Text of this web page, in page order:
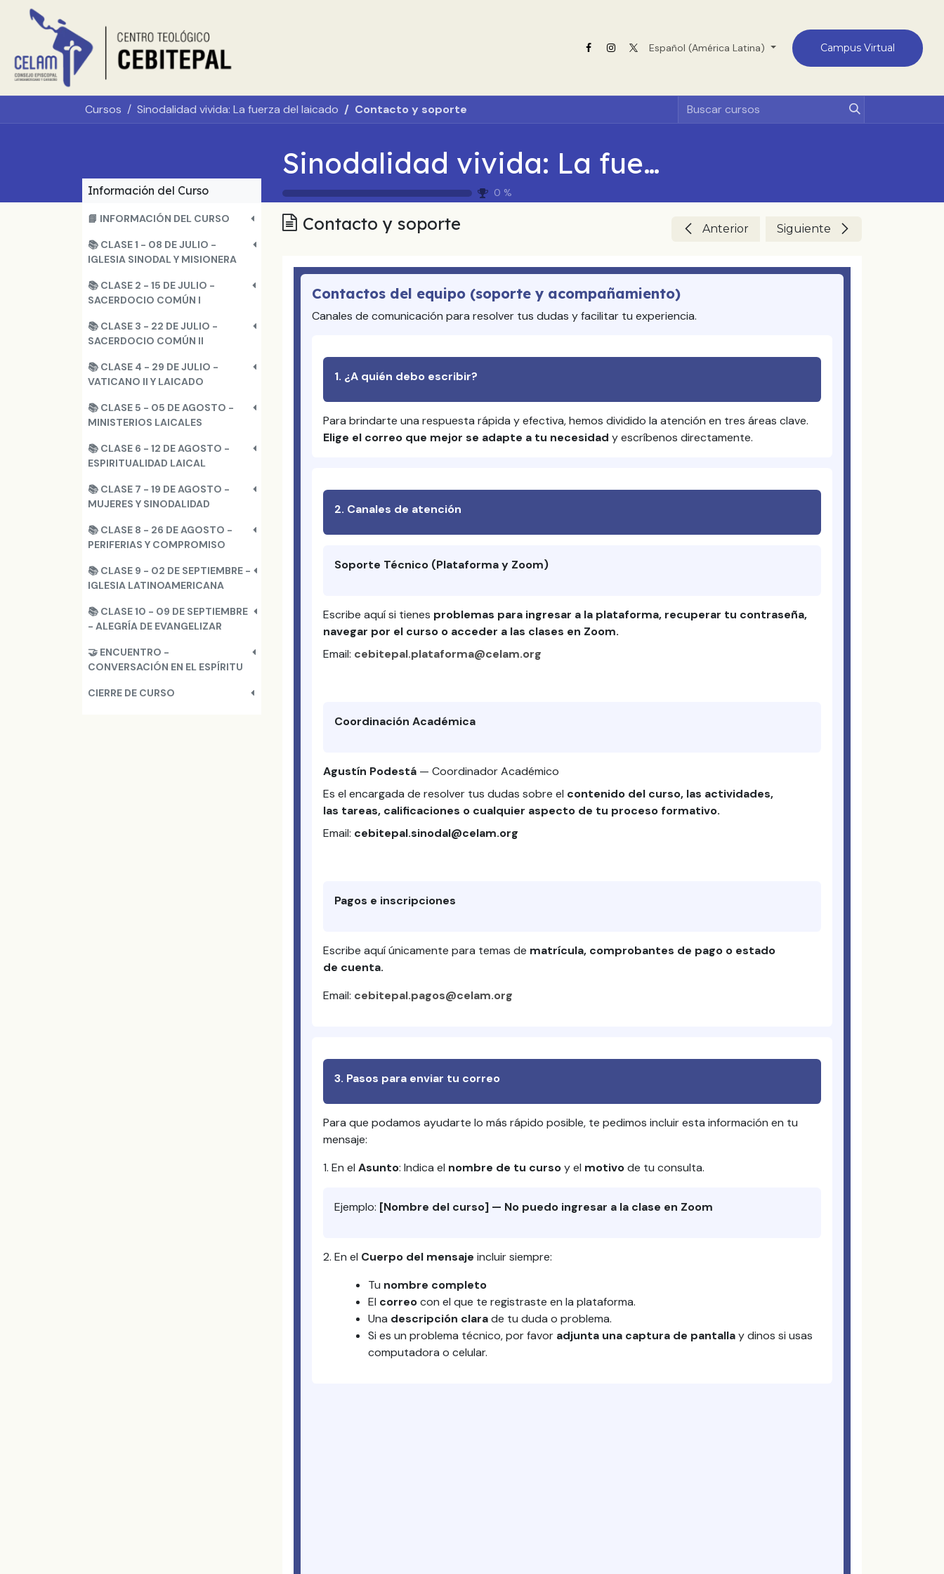
Ir al contenido
Revista Medellín Contacto
Español (América Latina) Campus Virtual
Cursos Sinodalidad vivida: La fuerza del laicado Contacto y soporte
Sinodalidad vivida: La fuerza del laicado
0 %
Información del Curso
📘 INFORMACIÓN DEL CURSO
📚 CLASE 1 - 08 DE JULIO -
IGLESIA SINODAL Y MISIONERA
📚 CLASE 2 - 15 DE JULIO -
SACERDOCIO COMÚN I
📚 CLASE 3 - 22 DE JULIO -
SACERDOCIO COMÚN II
📚 CLASE 4 - 29 DE JULIO -
VATICANO II Y LAICADO
📚 CLASE 5 - 05 DE AGOSTO -
MINISTERIOS LAICALES
📚 CLASE 6 - 12 DE AGOSTO -
ESPIRITUALIDAD LAICAL
📚 CLASE 7 - 19 DE AGOSTO -
MUJERES Y SINODALIDAD
📚 CLASE 8 - 26 DE AGOSTO -
PERIFERIAS Y COMPROMISO
📚 CLASE 9 - 02 DE SEPTIEMBRE -
IGLESIA LATINOAMERICANA
📚 CLASE 10 - 09 DE SEPTIEMBRE
- ALEGRÍA DE EVANGELIZAR
🤝 ENCUENTRO -
CONVERSACIÓN EN EL ESPÍRITU
CIERRE DE CURSO
Contacto y soporte Anterior Siguiente
Contactos del equipo (soporte y acompañamiento)
Canales de comunicación para resolver tus dudas y facilitar tu experiencia.
1. ¿A quién debo escribir?
Para brindarte una respuesta rápida y efectiva, hemos dividido la atención en tres áreas clave.
Elige el correo que mejor se adapte a tu necesidad y escríbenos directamente.
2. Canales de atención
Soporte Técnico (Plataforma y Zoom)
Escribe aquí si tienes problemas para ingresar a la plataforma, recuperar tu contraseña,
navegar por el curso o acceder a las clases en Zoom.
Email: cebitepal.plataforma@celam.org
Coordinación Académica
Agustín Podestá — Coordinador Académico
Es el encargada de resolver tus dudas sobre el contenido del curso, las actividades,
las tareas, calificaciones o cualquier aspecto de tu proceso formativo.
Email: cebitepal.sinodal@celam.org
Pagos e inscripciones
Escribe aquí únicamente para temas de matrícula, comprobantes de pago o estado
de cuenta.
Email: cebitepal.pagos@celam.org
3. Pasos para enviar tu correo
Para que podamos ayudarte lo más rápido posible, te pedimos incluir esta información en tu
mensaje:
1. En el Asunto: Indica el nombre de tu cursoy el motivode tu consulta.
Ejemplo: [Nombre del curso] — No puedo ingresar a la clase en Zoom
2. En el Cuerpo del mensaje incluir siempre:
Tu nombre completo
El correocon el que te registraste en la plataforma.
Una descripción clarade tu duda o problema.
Si es un problema técnico, por favor adjunta una captura de pantallay dinos si usas
computadora o celular.